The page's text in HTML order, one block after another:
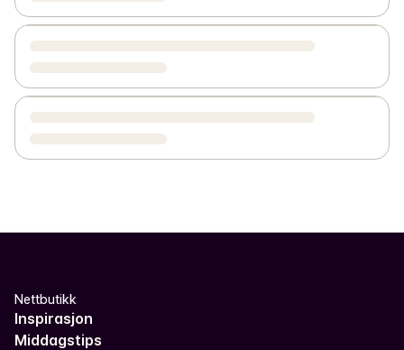
Nettbutikk
Inspirasjon
Middagstips